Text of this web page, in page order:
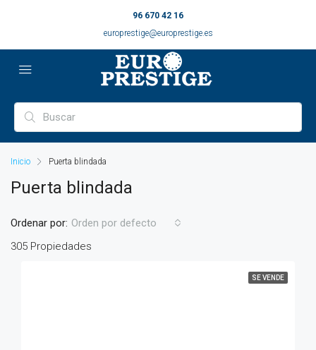
96 670 42 16
europrestige@europrestige.es
Inicio Puerta blindada
Puerta blindada
305 Propiedades
Ordenar por: Orden por defecto
SE VENDE